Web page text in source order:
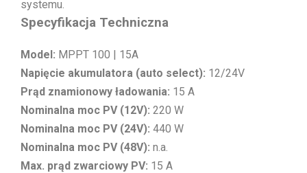
systemu.
Specyfikacja Techniczna
Model: MPPT 100 | 15A
Napięcie akumulatora (auto select): 12/24V
Prąd znamionowy ładowania: 15 A
Nominalna moc PV (12V): 220 W
Nominalna moc PV (24V): 440 W
Nominalna moc PV (48V): n.a.
Max. prąd zwarciowy PV: 15 A